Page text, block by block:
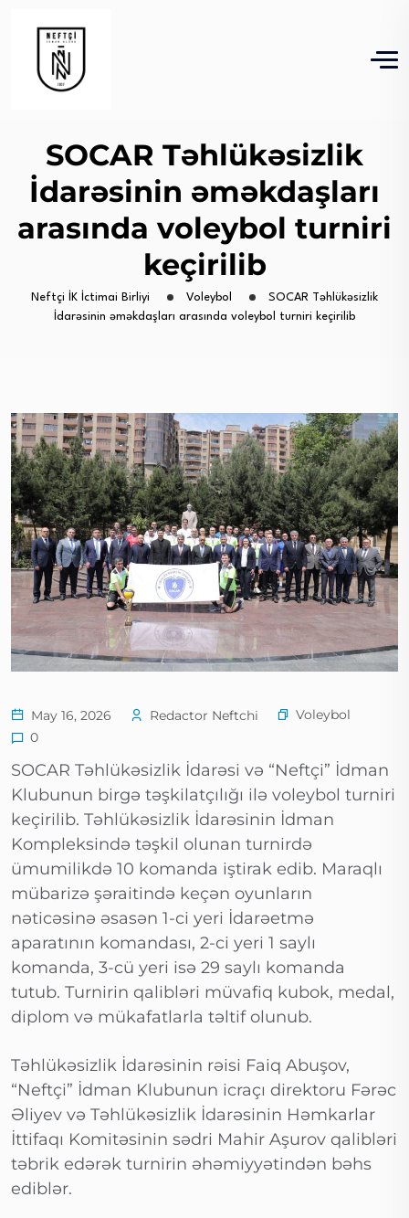
SOCAR Təhlükəsizlik
İdarəsinin əməkdaşları
arasında voleybol turniri
keçirilib
Neftçi İK İctimai Birliyi Voleybol
SOCAR Təhlükəsizlik
İdarəsinin əməkdaşları arasında voleybol turniri keçirilib
May 16, 2026 Redactor Neftchi
Voleybol
0
SOCAR Təhlükəsizlik İdarəsi və “Neftçi” İdman
Klubunun birgə təşkilatçılığı ilə voleybol turniri
keçirilib. Təhlükəsizlik İdarəsinin İdman
Kompleksində təşkil olunan turnirdə
ümumilikdə 10 komanda iştirak edib. Maraqlı
mübarizə şəraitində keçən oyunların
nəticəsinə əsasən 1-ci yeri İdarəetmə
aparatının komandası, 2-ci yeri 1 saylı
komanda, 3-cü yeri isə 29 saylı komanda
tutub. Turnirin qalibləri müvafiq kubok, medal,
diplom və mükafatlarla təltif olunub.
Təhlükəsizlik İdarəsinin rəisi Faiq Abuşov,
“Neftçi” İdman Klubunun icraçı direktoru Fərəc
Əliyev və Təhlükəsizlik İdarəsinin Həmkarlar
İttifaqı Komitəsinin sədri Mahir Aşurov qalibləri
təbrik edərək turnirin əhəmiyyətindən bəhs
ediblər.